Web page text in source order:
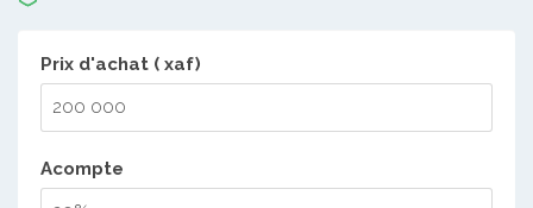
Prix d'achat ( xaf)
Acompte